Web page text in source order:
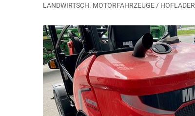
LANDWIRTSCH. MOTORFAHRZEUGE / HOFLADER